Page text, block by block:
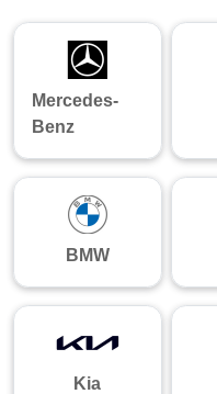
Mercedes-
Benz
BMW
Kia